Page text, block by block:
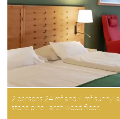
2 persons 24 m² and 6 m² sunny
stone pine, larch wood floor,…